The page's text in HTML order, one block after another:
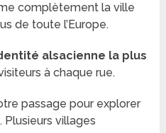
complètement la ville
de toute l’Europe.
alsacienne la plus
à chaque rue.
passage pour explorer
Plusieurs villages